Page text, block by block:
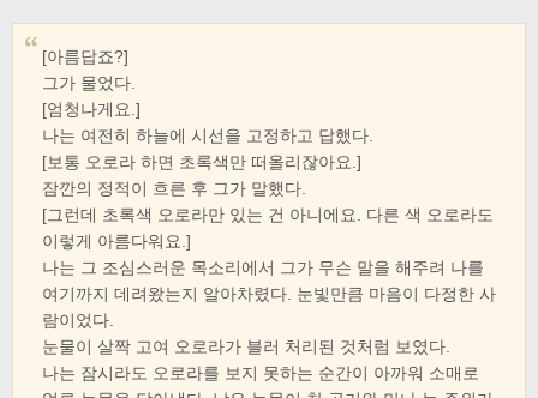
[아름답죠?]
그가 물었다.
[엄청나게요.]
나는 여전히 하늘에 시선을 고정하고 답했다.
[보통 오로라 하면 초록색만 떠올리잖아요.]
잠깐의 정적이 흐른 후 그가 말했다.
[그런데 초록색 오로라만 있는 건 아니에요. 다른 색 오로라도
이렇게 아름다워요.]
나는 그 조심스러운 목소리에서 그가 무슨 말을 해주려 나를
여기까지 데려왔는지 알아차렸다. 눈빛만큼 마음이 다정한 사
람이었다.
눈물이 살짝 고여 오로라가 블러 처리된 것처럼 보였다.
나는 잠시라도 오로라를 보지 못하는 순간이 아까워 소매로